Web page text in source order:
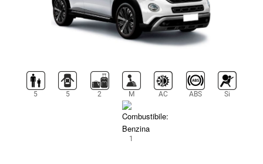
5 5 2 M AC ABS Si
1